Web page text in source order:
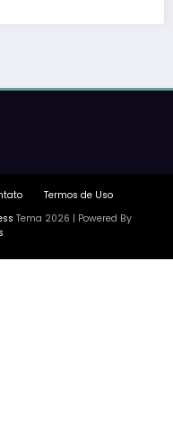
Termos de Uso
Tema 2026 | Powered By